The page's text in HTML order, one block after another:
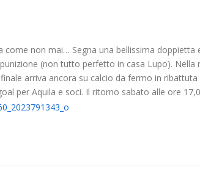
non mai… Segna una bellissima doppietta
(non tutto perfetto in casa Lupo).
arriva ancora su calcio da fermo in
per Aquila e soci. Il ritorno sabato alle ore